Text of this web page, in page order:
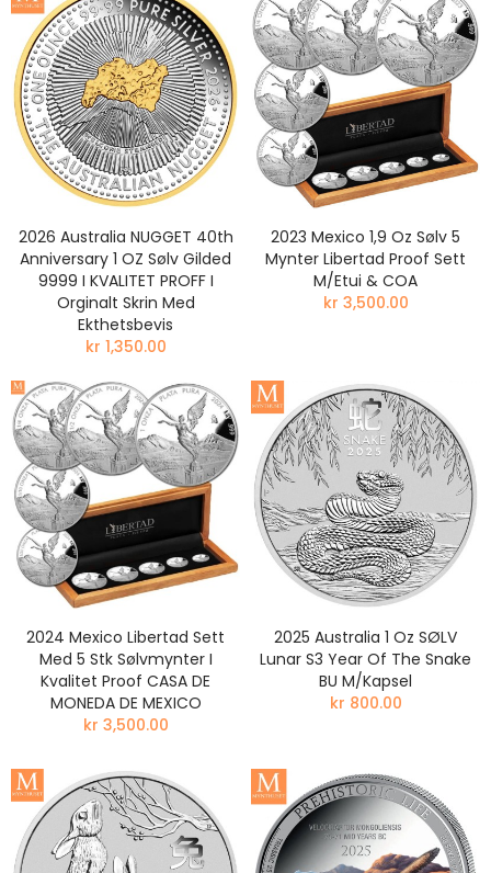
2026 Australia NUGGET 40th
Anniversary 1 OZ Sølv Gilded
9999 I KVALITET PROFF I
Orginalt Skrin Med
Ekthetsbevis
kr 1,350.00
2023 Mexico 1,9 Oz Sølv 5
Mynter Libertad Proof Sett
M/Etui & COA
kr 3,500.00
2024 Mexico Libertad Sett
Med 5 Stk Sølvmynter I
Kvalitet Proof CASA DE
MONEDA DE MEXICO
kr 3,500.00
2025 Australia 1 Oz SØLV
Lunar S3 Year Of The Snake
BU M/Kapsel
kr 800.00